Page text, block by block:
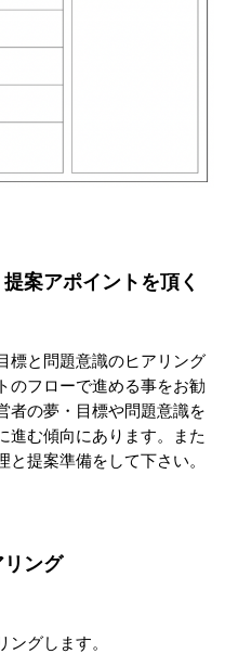
案アポイントを頂く
標と問題意識のヒアリング
フローで進める事をお勧
者の夢・目標や問題意識を
進む傾向にあります。また
提案準備をして下さい。
ング
グします。